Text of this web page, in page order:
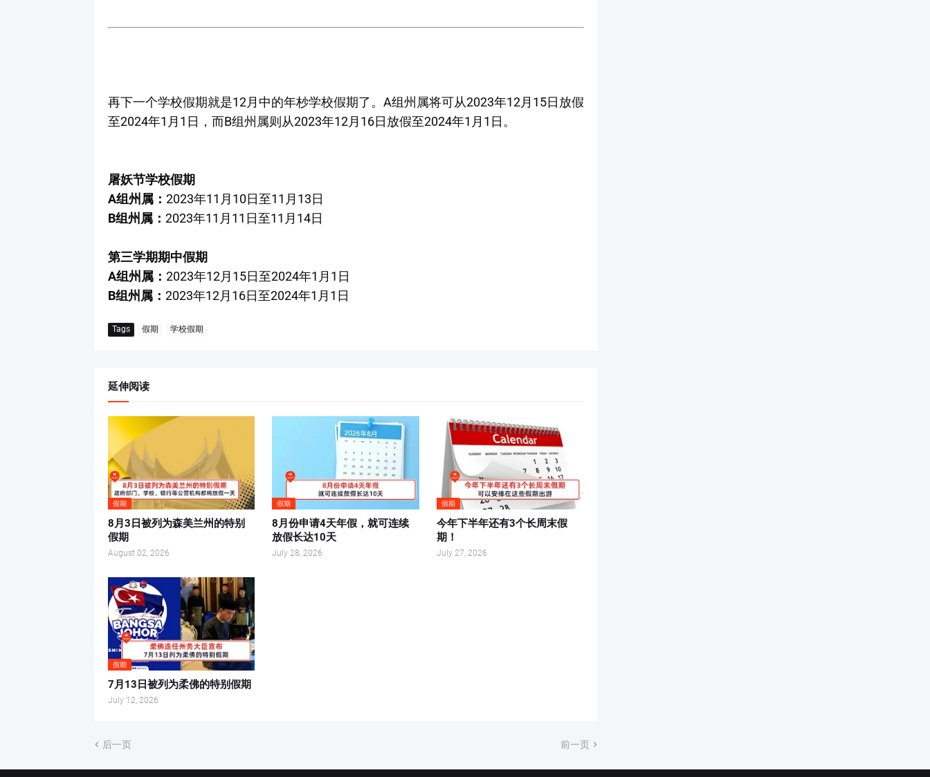
再下一个学校假期就是12月中的年杪学校假期了。A组州属将可从2023年12月15日放假
至2024年1月1日，而B组州属则从2023年12月16日放假至2024年1月1日。
屠妖节学校假期
A组州属： 2023年11月10日至11月13日
B组州属： 2023年11月11日至11月14日
第三学期期中假期
A组州属： 2023年12月15日至2024年1月1日
B组州属： 2023年12月16日至2024年1月1日
Tags 假期 学校假期
延伸阅读
假期
8月3日被列为森美兰州的特别
假期
August 02, 2026
假期
8月份申请4天年假，就可连续
放假长达10天
July 28, 2026
假期
今年下半年还有3个长周末假
期！
July 27, 2026
假期
7月13日被列为柔佛的特别假期
July 12, 2026
后一页 前一页